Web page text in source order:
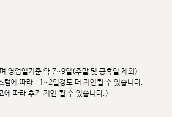
영업일기준 약 7~9일(주말 및 공휴일 제외)
텀에 따라 +1~2일정도 더 지연될 수 있습니다.
에 따라 추가 지연 될 수 있습니다.)